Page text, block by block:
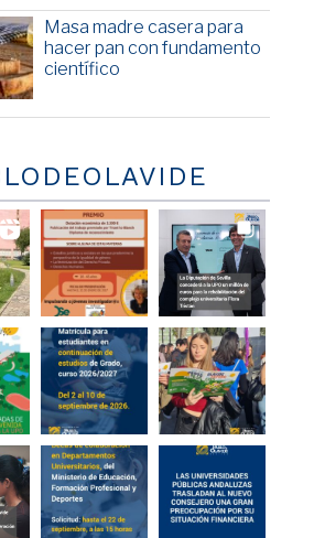
Masa madre casera para
hacer pan con fundamento
científico